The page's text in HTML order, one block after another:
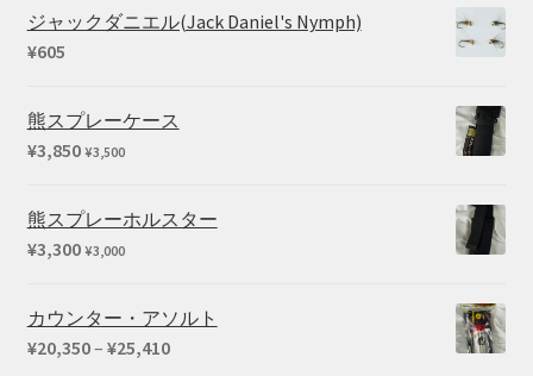
ジャックダニエル(Jack Daniel's Nymph)
¥605
熊スプレーケース
¥3,850 ¥3,500
熊スプレーホルスター
¥3,300 ¥3,000
カウンター・アソルト
¥20,350– ¥25,410価